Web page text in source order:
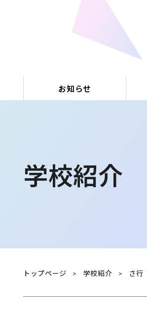
お知らせ
学校紹介
トップページ > 学校紹介 > さ行